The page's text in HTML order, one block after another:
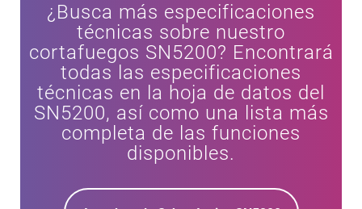
¿Busca más especificaciones
técnicas sobre nuestro
cortafuegos SN5200? Encontrará
todas las especificaciones
técnicas en la hoja de datos del
SN5200, así como una lista más
completa de las funciones
disponibles.